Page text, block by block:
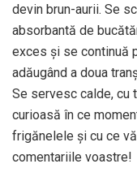
devin brun-aurii. Se
absorbantă de
exces și se continuă
adăugând a doua
Se servesc calde, cu
curioasă în ce
frigănelele și cu ce
comentariile voastre!